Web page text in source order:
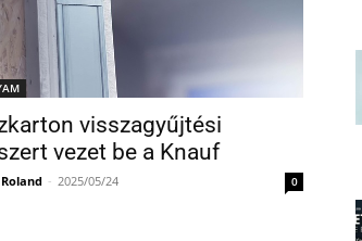
visszagyűjtési
vezet be a Knauf
- 2025/05/24 0